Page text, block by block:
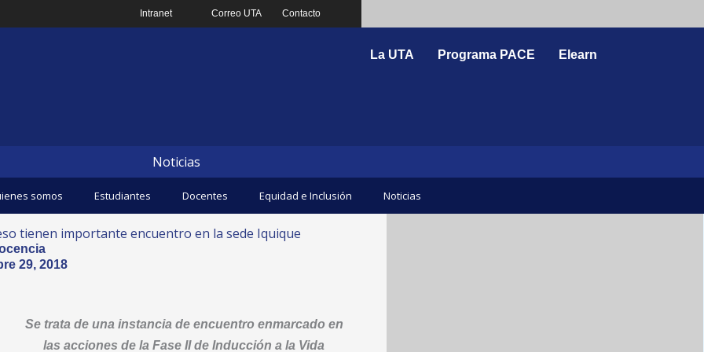
Intranet Correo UTA Contacto
La UTA Programa PACE Elearn
Noticias
somos Estudiantes Docentes Equidad e Inclusión Noticias
tienen importante encuentro en la sede Iquique
29, 2018
Se trata de una instancia de encuentro enmarcado en
las acciones de la Fase II de Inducción a la Vida